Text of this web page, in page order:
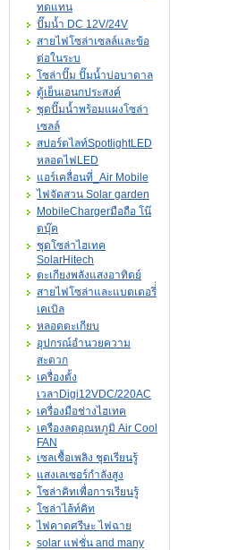
ทดแทน
ปั๊มน้ำ DC 12V/24V
สายไฟโซล่าเซลล์และข้อ
ต่อในระบ
โซล่าปั๊ม ปั๊มน้ำบ่อบาดาล
ตู้เย็นเอนกประสงค์
ชุดปั๊มน้ำพร้อมแผงโซล่า
เซลล์
สปอร์ตไลท์SpotlightLED
หลอดไฟLED
แอร์เคลื่อนที่_Air Mobile
ไฟจัดสวน Solar garden
MobileChargerมือถือ โน๊
ตบุ๊ค
ชุดโซล่าไฮเทค
SolarHitech
ตะเกียงพลังแสงอาทิตย์
สายไฟโซล่าและแบตเตอรี่่
เคเบิล
หลอดตะเกียบ
อุปกรณ์อำนวยความ
สะดวก
เครื่องตั้ง
เวลาDigi12VDC/220AC
เครื่องมือช่างไฮเทค
เครืองลดอุณหภูมิ Air Cool
FAN
เซลเชื้อเพลิง ชุดเรียนรู้
แสงเลเซอร์กำลังสูง
โซล่าคิทเพื่อการเรียนรู้
โซล่าไล้ท์คิท
ไฟคาดศรีษะ ไฟฉาย
solar แฟชั่น and many